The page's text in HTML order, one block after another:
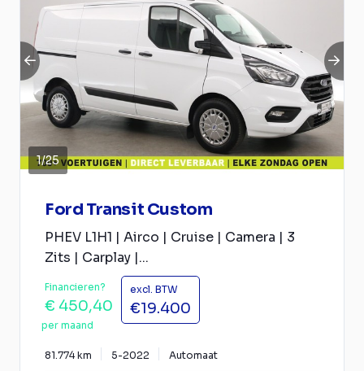
1/25
Ford Transit Custom
PHEV L1H1 | Airco | Cruise | Camera | 3
Zits | Carplay |...
Financieren?
€ 450,40
per maand
excl. BTW
€19.400
81.774 km 5-2022 Automaat